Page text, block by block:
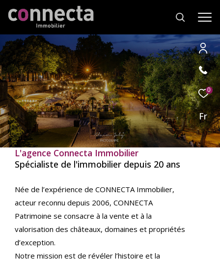
0
Fr
L'agence Connecta Immobilier
Spécialiste de l'immobilier depuis 20 ans
Née de l’expérience de CONNECTA Immobilier,
acteur reconnu depuis 2006, CONNECTA
Patrimoine se consacre à la vente et à la
valorisation des châteaux, domaines et propriétés
d’exception.
Notre mission est de révéler l’histoire et la
Effectuer
une
recherche
et
trouver
le
bien
correspond
à
vos
critères
Type
d'offre
Location
Type
de
bien
Type de bien
Ville
RECHERCHER